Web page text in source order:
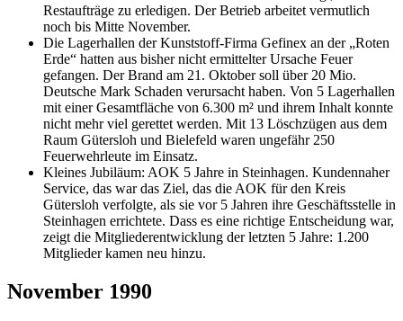
Restaufträge zu erledigen. Der Betrieb arbeitet vermutlich
noch bis Mitte November.
Die Lagerhallen der Kunststoff-Firma Gefinex an der „Roten
Erde“ hatten aus bisher nicht ermittelter Ursache Feuer
gefangen. Der Brand am 21. Oktober soll über 20 Mio.
Deutsche Mark Schaden verursacht haben. Von 5 Lagerhallen
mit einer Gesamtfläche von 6.300 m² und ihrem Inhalt konnte
nicht mehr viel gerettet werden. Mit 13 Löschzügen aus dem
Raum Gütersloh und Bielefeld waren ungefähr 250
Feuerwehrleute im Einsatz.
Kleines Jubiläum: AOK 5 Jahre in Steinhagen. Kundennaher
Service, das war das Ziel, das die AOK für den Kreis
Gütersloh verfolgte, als sie vor 5 Jahren ihre Geschäftsstelle in
Steinhagen errichtete. Dass es eine richtige Entscheidung war,
zeigt die Mitgliederentwicklung der letzten 5 Jahre: 1.200
Mitglieder kamen neu hinzu.
November 1990